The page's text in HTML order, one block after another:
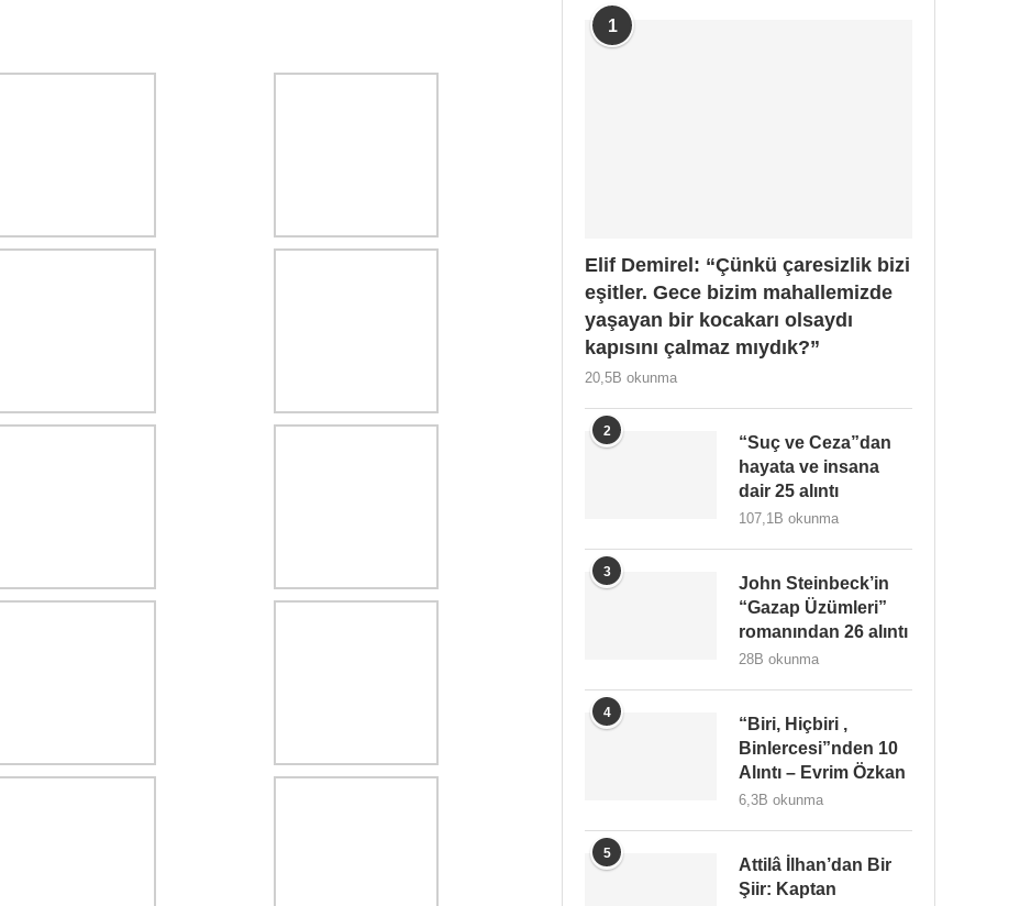
1
Elif Demirel: “Çünkü çaresizlik bizi
eşitler. Gece bizim mahallemizde
yaşayan bir kocakarı olsaydı
kapısını çalmaz mıydık?”
20,5B okunma
2
“Suç ve Ceza”dan
hayata ve insana
dair 25 alıntı
107,1B okunma
3
John Steinbeck’in
“Gazap Üzümleri”
romanından 26 alıntı
28B okunma
4
“Biri, Hiçbiri ,
Binlercesi”nden 10
Alıntı – Evrim Özkan
6,3B okunma
5
Attilâ İlhan’dan Bir
Şiir: Kaptan